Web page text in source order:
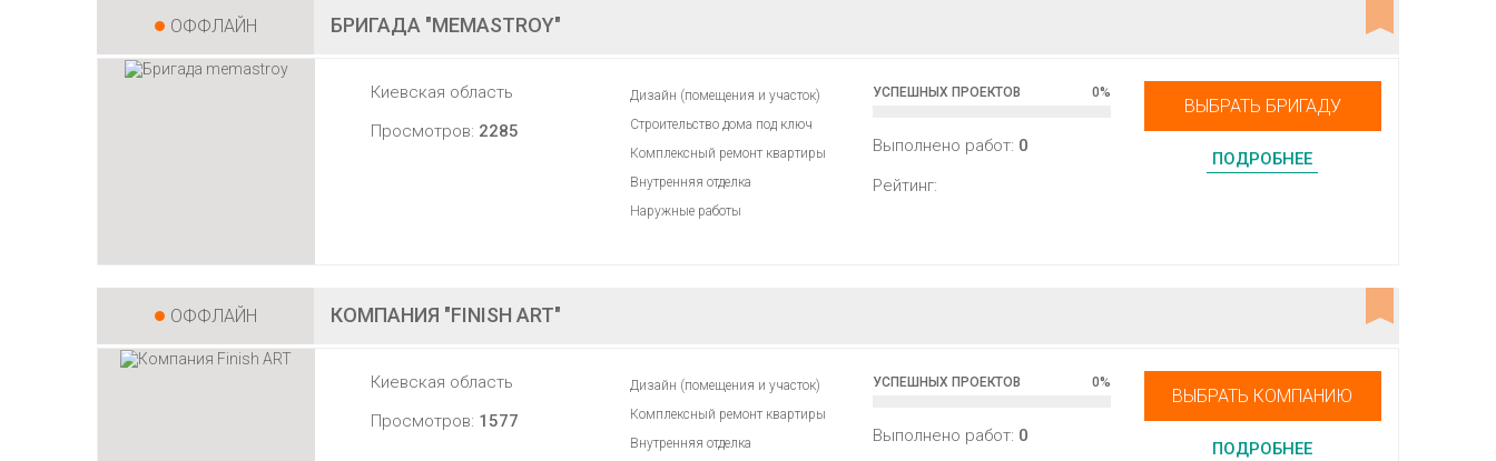
ОФФЛАЙН БРИГАДА "MEMASTROY"
Киевская область
Просмотров: 2285
Дизайн (помещения и участок)
Строительство дома под ключ
Комплексный ремонт квартиры
Внутренняя отделка
Наружные работы
УСПЕШНЫХ ПРОЕКТОВ 0%
Выполнено работ: 0
Рейтинг:
ВЫБРАТЬ БРИГАДУ
ПОДРОБНЕЕ
ОФФЛАЙН КОМПАНИЯ "FINISH ART"
Киевская область
Просмотров: 1577
Дизайн (помещения и участок)
Комплексный ремонт квартиры
Внутренняя отделка
УСПЕШНЫХ ПРОЕКТОВ 0%
Выполнено работ: 0
ВЫБРАТЬ КОМПАНИЮ
ПОДРОБНЕЕ